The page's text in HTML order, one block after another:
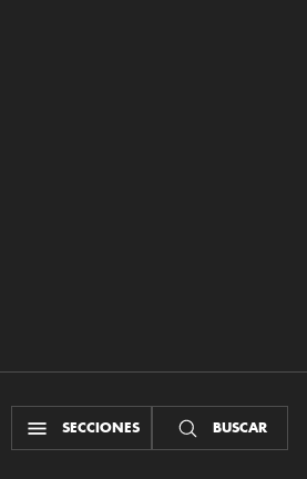
SECCIONES BUSCAR